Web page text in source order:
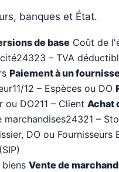
et le solde d'ouverture
banques et État.
de base Coût de
– TVA
Paiement à un
12 – Espèces ou DO
ou DO211 – Client Achat
marchandises24321 –
DO ou Fournisseurs
Vente de